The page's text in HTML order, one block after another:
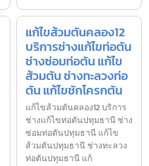
แก้ไขส้วมตันคลอง12
บริการช่างแก้ไขท่อตัน
ช่างซ่อมท่อตัน แก้ไข
ส้วมตัน ช่างทะลวงท่อ
ตัน แก้ไขชักโครกตัน
แก้ไขส้วมตันคลอง12 บริการ
ช่างแก้ไขท่อตันปทุมธานี ช่าง
ซ่อมท่อตันปทุมธานี แก้ไข
ส้วมตันปทุมธานี ช่างทะลวง
ท่อตันปทุมธานี แก้